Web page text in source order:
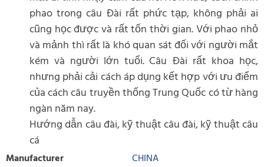
phao trong câu Đài rất phức tạp, không phải ai
cũng học được và rất tốn thời gian. Với phao nhỏ
và mảnh thì rất là khó quan sát đối với người mắt
kém và người lớn tuổi. Câu Đài rất khoa học,
nhưng phải cải cách áp dụng kết hợp với ưu điểm
của cách câu truyền thống Trung Quốc có từ hàng
ngàn năm nay.
Hướng dẫn câu đài, kỹ thuật câu đài, kỹ thuật câu
cá
Manufacturer
CHINA